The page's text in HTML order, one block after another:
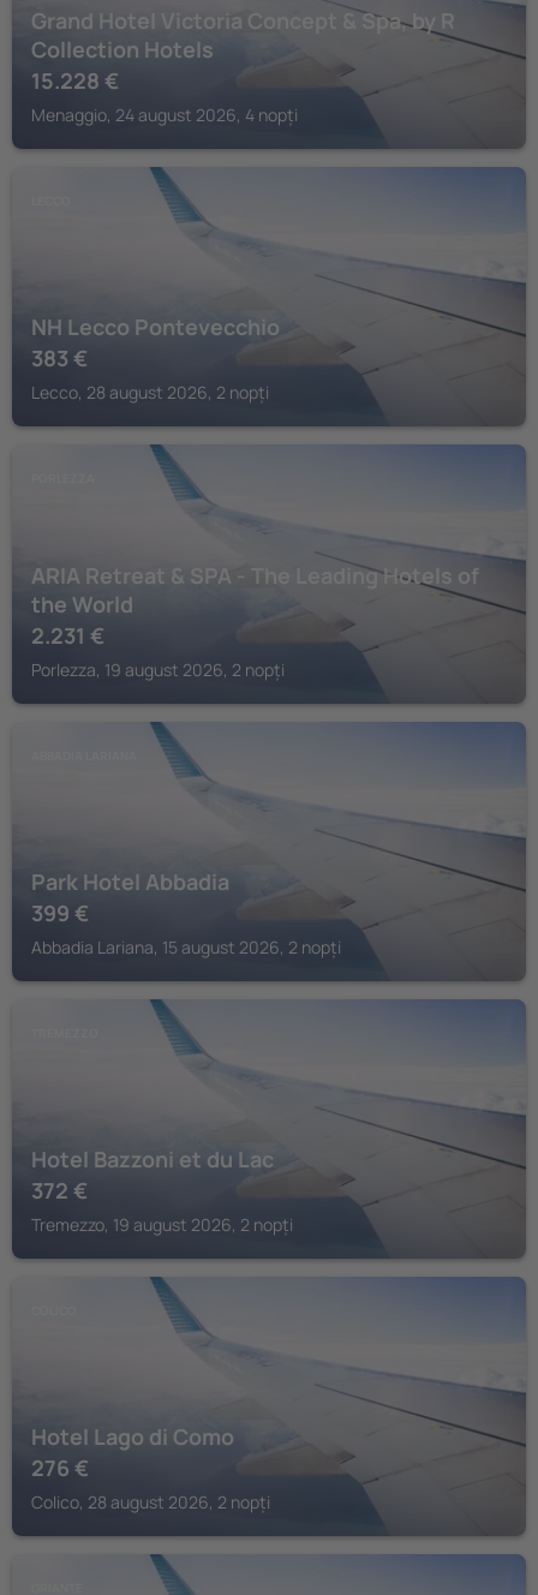
Grand Hotel Victoria Concept & Spa, by R
Collection Hotels
15.228 €
Menaggio, 24 august 2026, 4 nopți
NH Lecco Pontevecchio
383 €
Lecco, 28 august 2026, 2 nopți
ARIA Retreat & SPA - The Leading Hotels of
the World
2.231 €
Porlezza, 19 august 2026, 2 nopți
Park Hotel Abbadia
399 €
Abbadia Lariana, 15 august 2026, 2 nopți
Hotel Bazzoni et du Lac
372 €
Tremezzo, 19 august 2026, 2 nopți
Hotel Lago di Como
276 €
Colico, 28 august 2026, 2 nopți